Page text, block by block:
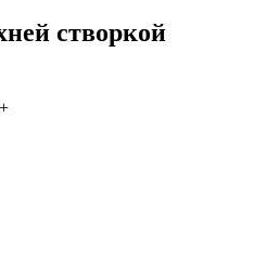
створкой
+